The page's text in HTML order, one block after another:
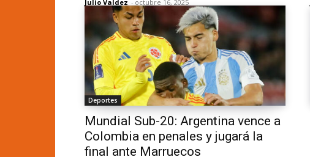
Julio Valdez - octubre 16, 2025
Deportes
Mundial Sub-20: Argentina vence a
Colombia en penales y jugará la
final ante Marruecos